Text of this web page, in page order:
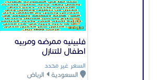
فلبينيه ممرضه ومربيه
اطفال للتنازل
السعر غير محدد
السعودية
الرياض